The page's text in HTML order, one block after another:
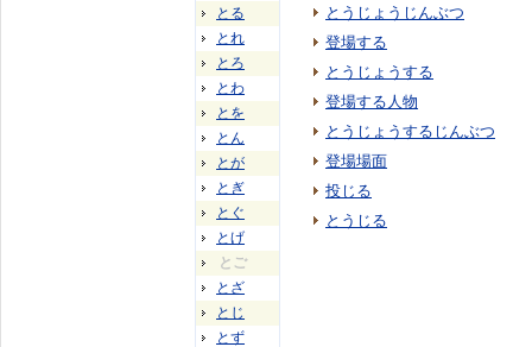
とる
とれ
とろ
とわ
とを
とん
とが
とぎ
とぐ
とげ
とご
とざ
とじ
とず
とうじょうじんぶつ
登場する
とうじょうする
登場する人物
とうじょうするじんぶつ
登場場面
投じる
とうじる